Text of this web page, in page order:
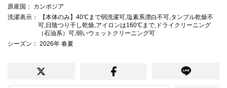
原産国 ： カンボジア
洗濯表示 ： 【本体のみ】40℃まで弱洗濯可,塩素系漂白不可,タンブル乾燥不
可,日陰つり干し乾燥,アイロンは160℃まで,ドライクリーニング
（石油系）可,弱いウェットクリーニング可
シーズン ： 2026年 春夏